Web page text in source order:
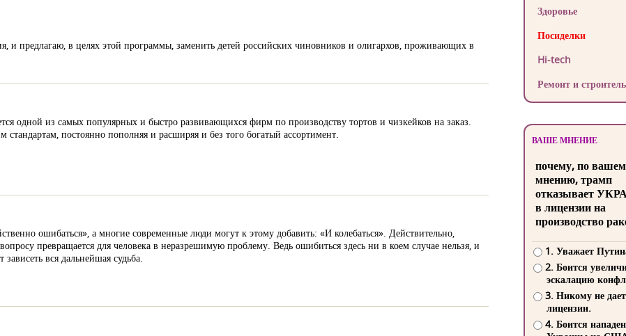
предлагаю, в целях этой программы, заменить детей российских чиновников и олигархов, проживающих в
одной из самых популярных и быстро развивающихся фирм по производству тортов и чизкейков на заказ.
постоянно пополняя и расширяя и без того богатый ассортимент.
ошибаться», а многие современные люди могут к этому добавить: «И колебаться». Действительно,
превращается для человека в неразрешимую проблему. Ведь ошибиться здесь ни в коем случае нельзя, и
вся дальнейшая судьба.
Здоровье
Посиделки
Hi-tech
Ремонт и
ВАШЕ МНЕНИЕ
почему, по
мнению, трамп
отказывает
в лицензии на
производство
1. Уважает
2. Боится
эскалацию
3. Никому не
лицензии.
4. Боится